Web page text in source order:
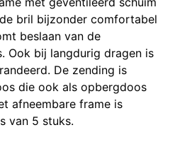
bril bijzonder comfortabel
beslaan van de
Ook bij langdurig dragen is
De zending is
die ook als opbergdoos
afneembare frame is
van 5 stuks.